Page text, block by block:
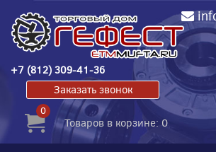
+7 (812) 309-41-36
Заказать звонок
0
Товаров в корзине: 0